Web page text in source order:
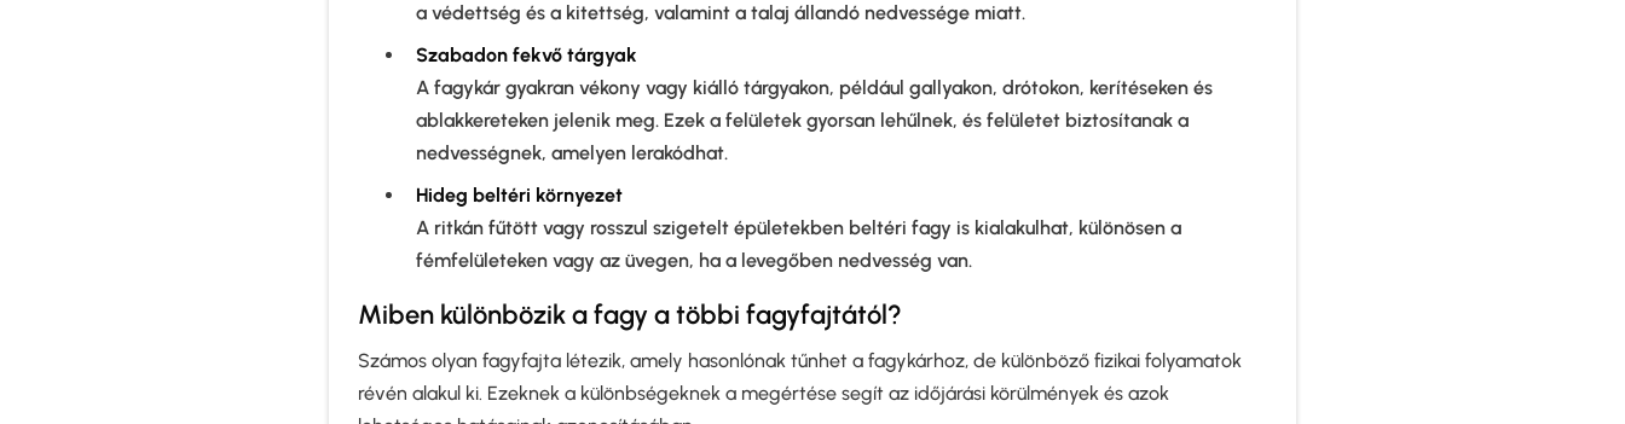
a védettség és a kitettség, valamint a talaj állandó nedvessége miatt.
Szabadon fekvő tárgyak
A fagykár gyakran vékony vagy kiálló tárgyakon, például gallyakon, drótokon, kerítéseken és
ablakkereteken jelenik meg. Ezek a felületek gyorsan lehűlnek, és felületet biztosítanak a
nedvességnek, amelyen lerakódhat.
Hideg beltéri környezet
A ritkán fűtött vagy rosszul szigetelt épületekben beltéri fagy is kialakulhat, különösen a
fémfelületeken vagy az üvegen, ha a levegőben nedvesség van.
Miben különbözik a fagy a többi fagyfajtától?
Számos olyan fagyfajta létezik, amely hasonlónak tűnhet a fagykárhoz, de különböző fizikai folyamatok
révén alakul ki. Ezeknek a különbségeknek a megértése segít az időjárási körülmények és azok